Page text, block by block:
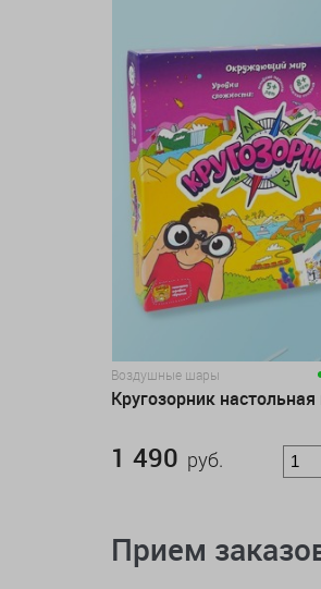
Воздушные шары
Кругозорник настольная
1 490 руб.
Прием